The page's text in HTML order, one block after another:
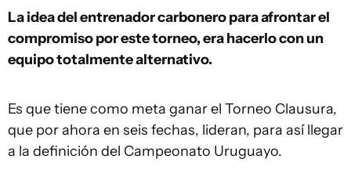
La idea del entrenador carbonero para afrontar el
compromiso por este torneo, era hacerlo con un
equipo totalmente alternativo.
Es que tiene como meta ganar el Torneo Clausura,
que por ahora en seis fechas, lideran, para así llegar
a la definición del Campeonato Uruguayo.